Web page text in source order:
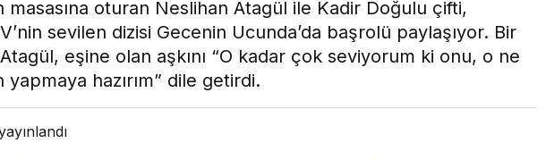
masasına oturan Neslihan Atagül ile Kadir Doğulu çifti,
sevilen dizisi Gecenin Ucunda’da başrolü paylaşıyor. Bir
eşine olan aşkını “O kadar çok seviyorum ki onu, o ne
hazırım” dile getirdi.